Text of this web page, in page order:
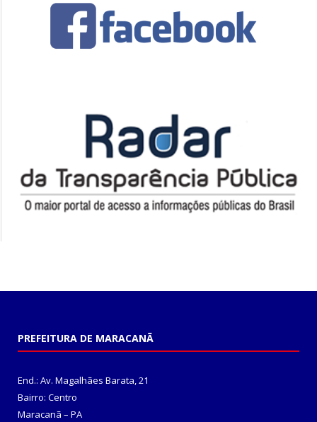
PREFEITURA DE MARACANÃ
End.: Av. Magalhães Barata, 21
Bairro: Centro
Maracanã – PA